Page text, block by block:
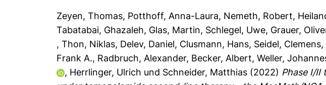
Zeyen, Thomas, Potthoff, Anna-Laura, Nemeth, Robert,
Tabatabai, Ghazaleh, Glas, Martin, Schlegel, Uwe, Grauer,
,Thon, Niklas, Delev, Daniel, Clusmann, Hans, Seidel, Clemens,
Frank A., Radbruch, Alexander, Becker, Albert,Weller,
, Herrlinger, Ulrich und Schneider, Matthias (2022) Phase I/II